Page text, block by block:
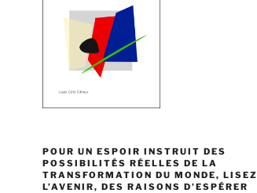
POUR UN ESPOIR INSTRUIT DES
POSSIBILITÉS RÉELLES DE LA
TRANSFORMATION DU MONDE, LISEZ
L’AVENIR, DES RAISONS D’ESPÉRER